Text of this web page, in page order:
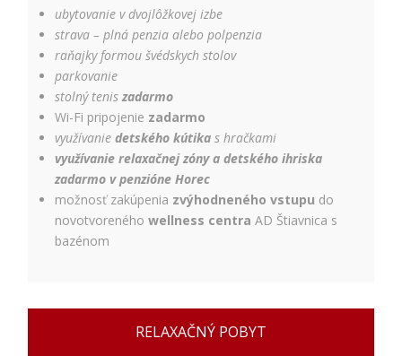
ubytovanie v dvojlôžkovej izbe
strava – plná penzia alebo polpenzia
raňajky formou švédskych stolov
parkovanie
stolný teniszadarmo
Wi-Fi pripojenie zadarmo
využívanie detského kútika s hračkami
využívanie relaxačnej zóny a detského ihriska
zadarmo v penzióne Horec
možnosť zakúpenia zvýhodneného vstupu do
novotvoreného wellness centra AD Štiavnica s
bazénom
RELAXAČNÝ POBYT
Aby naša
stránka počas
vašej návštevy
fungovala čo
najlepšie. Ak
tieto súbory
cookie
odmietnete,
niektoré
funkcie z
webovej
stránky
marketingové